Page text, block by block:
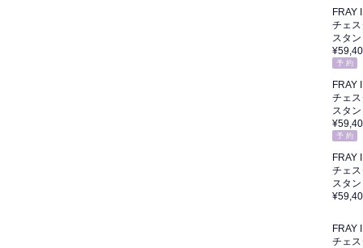
FRAY
チェ
スタ
予 約
FRAY
チェ
スタ
予 約
FRAY
チェ
スタ
FRAY
チェ